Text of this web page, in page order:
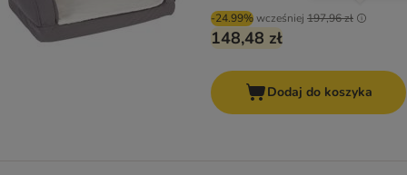
-24.99%wcześniej 197,96 zł
148,48 zł
Dodaj do koszyka